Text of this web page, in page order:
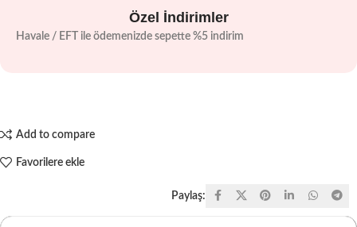
Özel İndirimler
Havale / EFT ile ödemenizde sepette %5 indirim
Add to compare
Favorilere ekle
Paylaş: